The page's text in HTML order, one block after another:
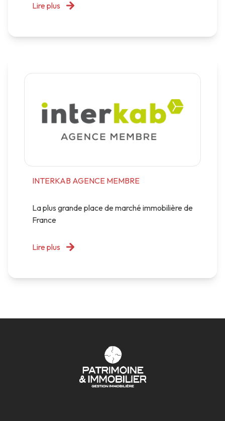
Lire plus
INTERKAB AGENCE MEMBRE
La plus grande place de marché immobilière de
France
Lire plus